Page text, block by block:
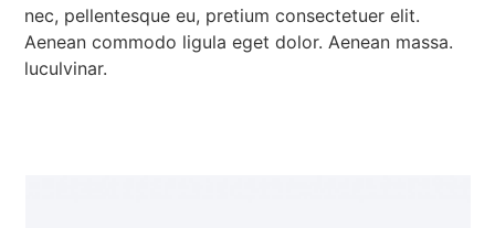
nec, pellentesque eu, pretium consectetuer elit.
Aenean commodo ligula eget dolor. Aenean massa.
luculvinar.